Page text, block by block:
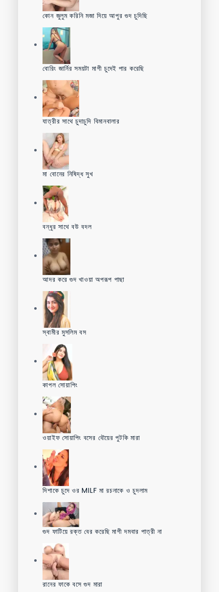
কোন জুলুম করিনি মজা দিয়ে আপুর গুদ চুদিছি
বোরিং জার্নির সময়টা মাগী চুদেই পার করেছি
যাত্রীর সাথে চুদাচুদি বিমানবালার
মা বোনের নিষিদ্ধ সুখ
বন্ধুর সাথে বউ বদল
আদর করে গুদ খাওয়া অপরূপ পাছা
স্বামীর মুসলিম বস
কাপল সোয়াপিং
ওয়াইফ সোয়াপিং বসের বৌয়ের পুটকি মারা
দিশাকে চুদে ওর MILF মা রচনাকে ও চুদলাম
গুদ ফাটিয়ে রক্ত বের করেছি মাগী দমবার পাত্রী না
রানের ফাকে বসে গুদ মারা